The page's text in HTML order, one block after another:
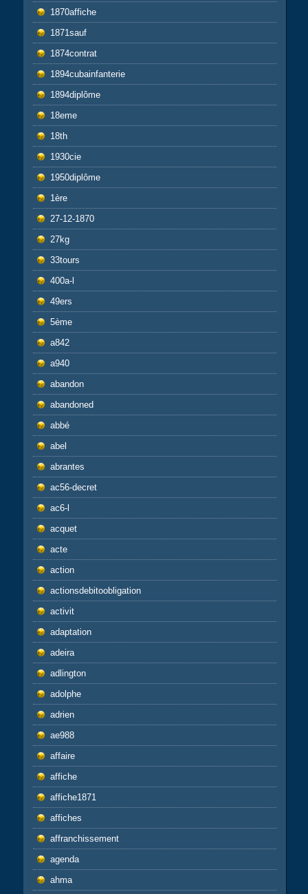
1870affiche
1871sauf
1874contrat
1894cubainfanterie
1894diplôme
18eme
18th
1930cie
1950diplôme
1ère
27-12-1870
27kg
33tours
400a-l
49ers
5ème
a842
a940
abandon
abandoned
abbé
abel
abrantes
ac56-decret
ac6-l
acquet
acte
action
actionsdebitoobligation
activit
adaptation
adeira
adlington
adolphe
adrien
ae988
affaire
affiche
affiche1871
affiches
affranchissement
agenda
ahma